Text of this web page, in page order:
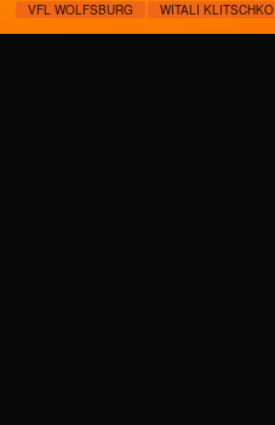
VFL WOLFSBURG
WITALI KLITSCHKO